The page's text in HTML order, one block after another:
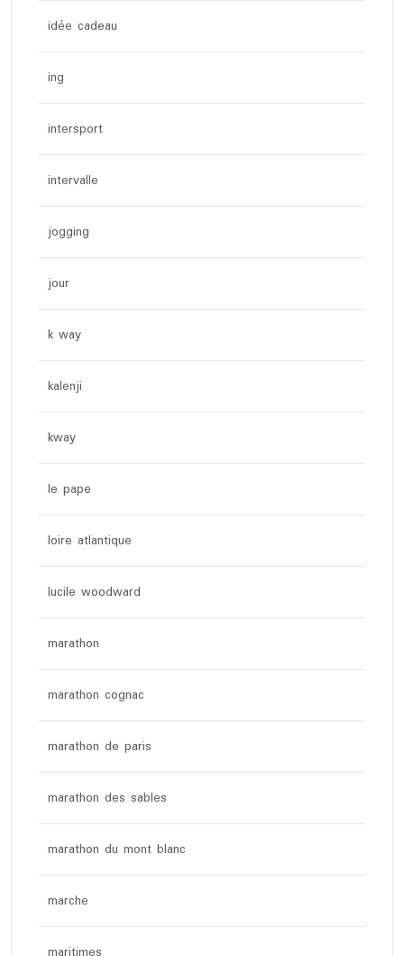
idée cadeau
ing
intersport
intervalle
jogging
jour
k way
kalenji
kway
le pape
loire atlantique
lucile woodward
marathon
marathon cognac
marathon de paris
marathon des sables
marathon du mont blanc
marche